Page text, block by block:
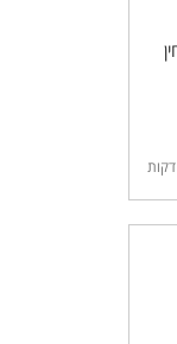
דקות